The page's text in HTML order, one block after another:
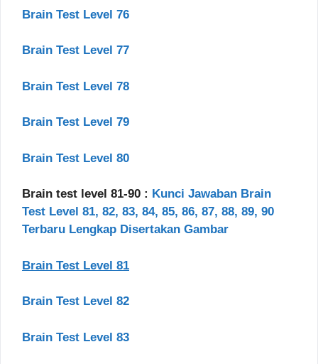
Brain Test Level 76
Brain Test Level 77
Brain Test Level 78
Brain Test Level 79
Brain Test Level 80
Brain test level 81-90 : Kunci Jawaban Brain
Test Level 81, 82, 83, 84, 85, 86, 87, 88, 89, 90
Terbaru Lengkap Disertakan Gambar
Brain Test Level 81
Brain Test Level 82
Brain Test Level 83